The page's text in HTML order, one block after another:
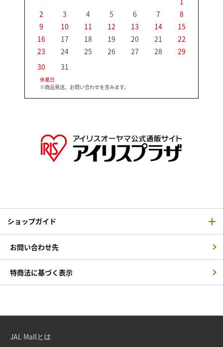
2
3 4 5 6 7
8
9
10 11 12 13 14
15
16
17 18 19 20 21
22
23
24 25 26 27 28
29
30
31
休業日
※商品発送、お問い合わせを含みます。
ショップガイド
お問い合わせ先
特商法に基づく表示
JAL Mallとは